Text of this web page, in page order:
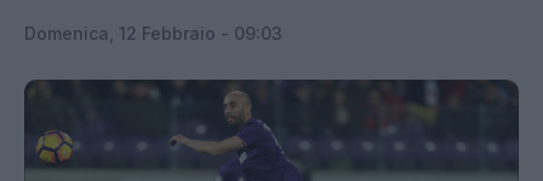
Domenica, 12 Febbraio - 09:03